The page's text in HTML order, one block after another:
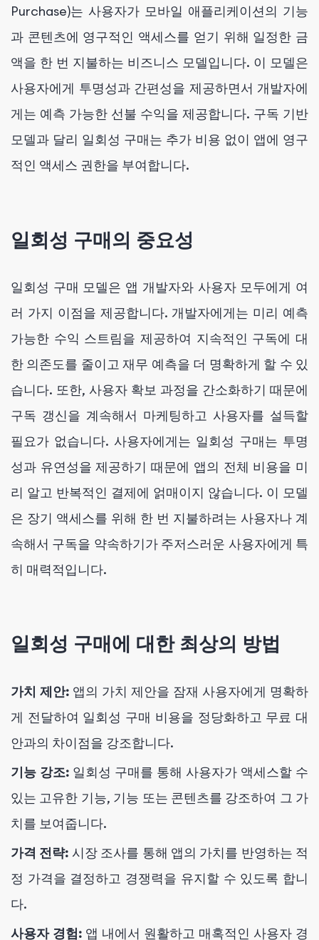
Purchase)는 사용자가 모바일 애플리케이션의 기능
과 콘텐츠에 영구적인 액세스를 얻기 위해 일정한 금
액을 한 번 지불하는 비즈니스 모델입니다. 이 모델은
사용자에게 투명성과 간편성을 제공하면서 개발자에
게는 예측 가능한 선불 수익을 제공합니다. 구독 기반
모델과 달리 일회성 구매는 추가 비용 없이 앱에 영구
적인 액세스 권한을 부여합니다.
일회성 구매의 중요성
일회성 구매 모델은 앱 개발자와 사용자 모두에게 여
러 가지 이점을 제공합니다. 개발자에게는 미리 예측
가능한 수익 스트림을 제공하여 지속적인 구독에 대
한 의존도를 줄이고 재무 예측을 더 명확하게 할 수 있
습니다. 또한, 사용자 확보 과정을 간소화하기 때문에
구독 갱신을 계속해서 마케팅하고 사용자를 설득할
필요가 없습니다. 사용자에게는 일회성 구매는 투명
성과 유연성을 제공하기 때문에 앱의 전체 비용을 미
리 알고 반복적인 결제에 얽매이지 않습니다. 이 모델
은 장기 액세스를 위해 한 번 지불하려는 사용자나 계
속해서 구독을 약속하기가 주저스러운 사용자에게 특
히 매력적입니다.
일회성 구매에 대한 최상의 방법
가치 제안: 앱의 가치 제안을 잠재 사용자에게 명확하
게 전달하여 일회성 구매 비용을 정당화하고 무료 대
안과의 차이점을 강조합니다.
기능 강조: 일회성 구매를 통해 사용자가 액세스할 수
있는 고유한 기능, 기능 또는 콘텐츠를 강조하여 그 가
치를 보여줍니다.
가격 전략: 시장 조사를 통해 앱의 가치를 반영하는 적
정 가격을 결정하고 경쟁력을 유지할 수 있도록 합니
다.
사용자 경험: 앱 내에서 원활하고 매혹적인 사용자 경